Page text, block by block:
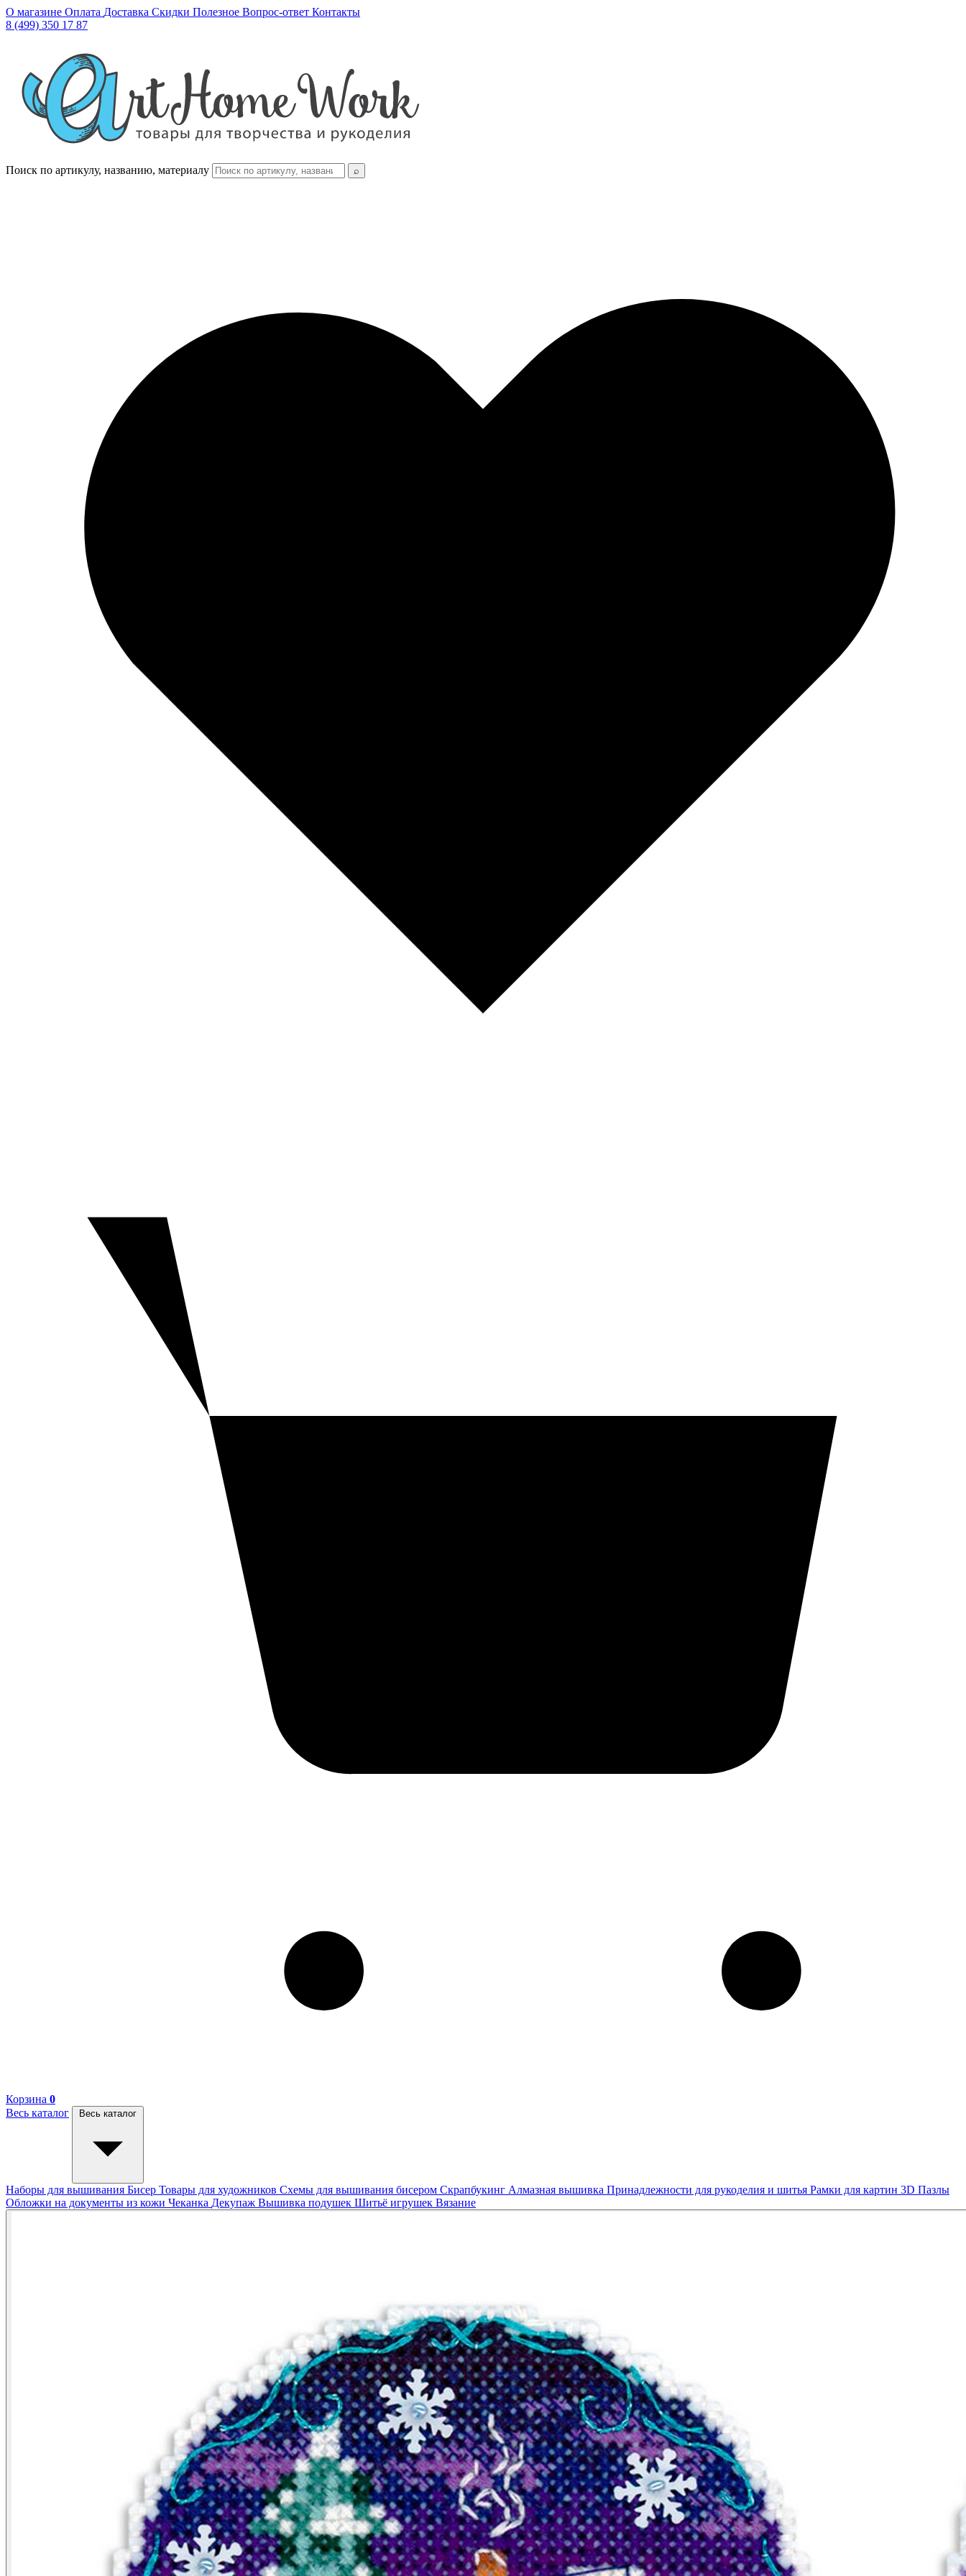
О магазине Оплата Доставка Скидки Полезное Вопрос-ответ Контакты
8 (499) 350 17 87
Поиск по артикулу, названию, материалу ⌕
Корзина 0
Весь каталог
Весь каталог
Наборы для вышивания Бисер Товары для художников Схемы для вышивания бисером Скрапбукинг Алмазная вышивка Принадлежности для рукоделия и шитья Рамки для картин 3D Пазлы
Обложки на документы из кожи Чеканка Декупаж Вышивка подушек Шитьё игрушек Вязание